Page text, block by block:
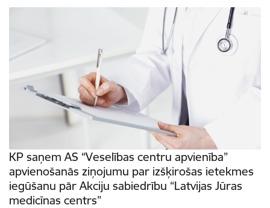
KP saņem AS “Veselības centru apvienība”
apvienošanās ziņojumu par izšķirošas ietekmes
iegūšanu pār Akciju sabiedrību “Latvijas Jūras
medicīnas centrs”